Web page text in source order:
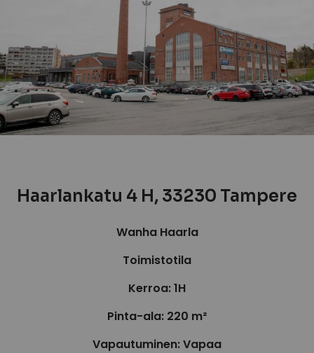
Haarlankatu 4 H, 33230 Tampere
Wanha Haarla
Toimistotila
Kerroa: 1H
Pinta-ala: 220 m²
Vapautuminen: Vapaa